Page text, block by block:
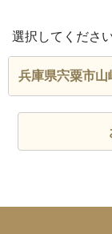
選択してください
兵庫県宍粟市山